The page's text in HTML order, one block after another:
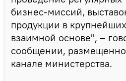
бизнес-миссий,
продукции в
взаимной основе", –
сообщении,
канале министерства.